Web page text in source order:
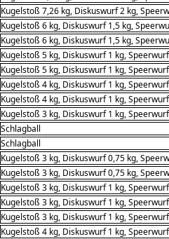
Kugelstoß 7,26 kg, Diskuswurf 2 kg,
Kugelstoß 6 kg, Diskuswurf 1,5 kg,
Kugelstoß 6 kg, Diskuswurf 1,5 kg,
Kugelstoß 5 kg, Diskuswurf 1 kg,
Kugelstoß 5 kg, Diskuswurf 1 kg,
Kugelstoß 4 kg, Diskuswurf 1 kg,
Kugelstoß 4 kg, Diskuswurf 1 kg,
Kugelstoß 3 kg, Diskuswurf 1 kg,
Schlagball
Schlagball
Kugelstoß 3 kg, Diskuswurf 0,75 kg,
Kugelstoß 3 kg, Diskuswurf 0,75 kg,
Kugelstoß 3 kg, Diskuswurf 1 kg,
Kugelstoß 3 kg, Diskuswurf 1 kg,
Kugelstoß 3 kg, Diskuswurf 1 kg,
Kugelstoß 4 kg, Diskuswurf 1 kg,